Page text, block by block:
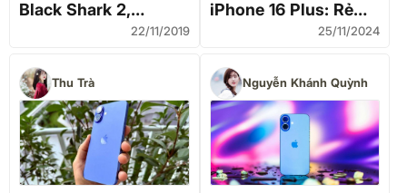
Black Shark 2,
iPhone XR giảm giá
22/11/2019
iPhone 16 Plus: Rẻ
hơn đến 3 triệu, tính
ngửa
25/11/2024
Thu Trà Nguyễn Khánh Quỳnh